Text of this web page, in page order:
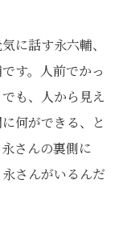
に話す永六輔、
す。人前でかっ
も、人から見え
何ができる、と
さんの裏側に
さんがいるんだ